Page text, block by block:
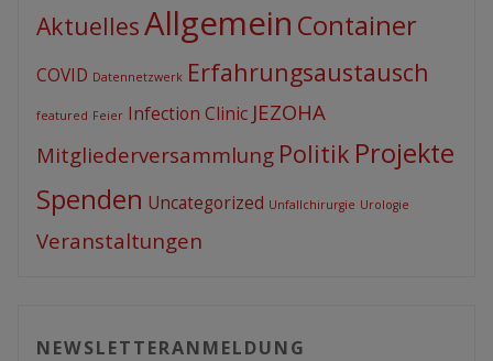
AktuellesAllgemein Container
COVID Datennetzwerk Erfahrungsaustausch
featured Feier Infection Clinic JEZOHA
Mitgliederversammlung Politik Projekte
Spenden Uncategorized Unfallchirurgie Urologie
Veranstaltungen
NEWSLETTERANMELDUNG